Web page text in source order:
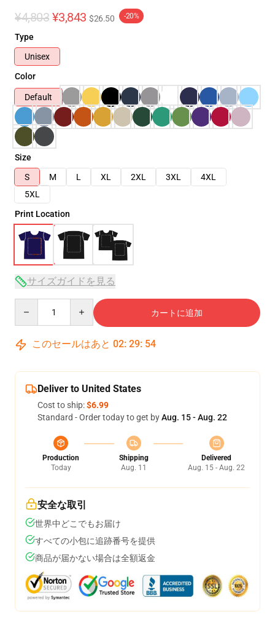
¥4,803 ¥3,843 $26.50 -20%
Type
Unisex
Color
Default
Size
S
M L XL 2XL 3XL
4XL
5XL
Print Location
サイズガイドを見る
カートに追加
このセールはあと 02: 29: 53
Deliver to United States
Cost to ship:$6.99
Standard - Order today to get byAug. 15 - Aug. 22
Production
Today
Shipping
Aug. 11
Delivered
Aug. 15 - Aug. 22
安全な取引
世界中どこでもお届け
すべての小包に追跡番号を提供
商品が届かない場合は全額返金